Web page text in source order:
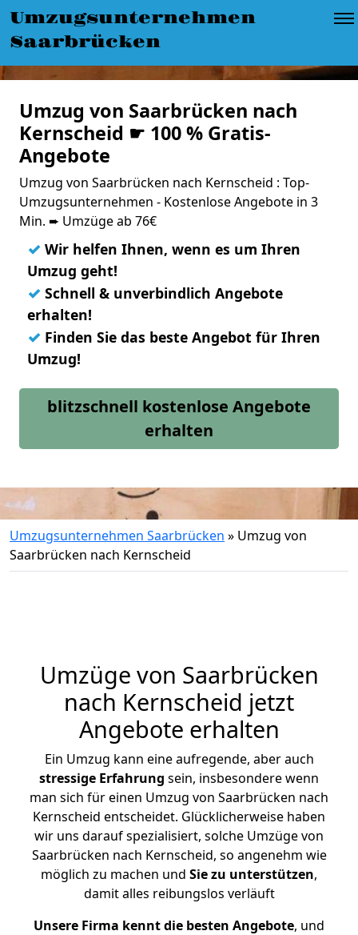
Umzugsunternehmen
Saarbrücken
Umzug von Saarbrücken nach
Kernscheid ☛ 100 % Gratis-
Angebote
Umzug von Saarbrücken nach Kernscheid : Top-
Umzugsunternehmen - Kostenlose Angebote in 3
Min. ➨ Umzüge ab 76€
✓ Wir helfen Ihnen, wenn es um Ihren
Umzug geht!
✓ Schnell & unverbindlich Angebote
erhalten!
✓ Finden Sie das beste Angebot für Ihren
Umzug!
blitzschnell kostenlose Angebote
erhalten
Umzugsunternehmen Saarbrücken » Umzug von
Saarbrücken nach Kernscheid
Umzüge von Saarbrücken
nach Kernscheid jetzt
Angebote erhalten
Ein Umzug kann eine aufregende, aber auch
stressige Erfahrung sein, insbesondere wenn
man sich für einen Umzug von Saarbrücken nach
Kernscheid entscheidet. Glücklicherweise haben
wir uns darauf spezialisiert, solche Umzüge von
Saarbrücken nach Kernscheid, so angenehm wie
möglich zu machen und Sie zu unterstützen,
damit alles reibungslos verläuft
Unsere Firma kennt die besten Angebote, und